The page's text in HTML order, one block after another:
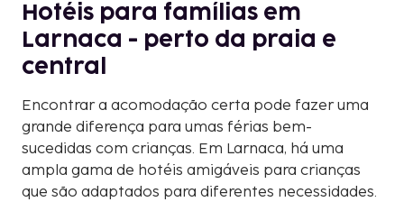
Hotéis para famílias em
Larnaca - perto da praia e
central
Encontrar a acomodação certa pode fazer uma
grande diferença para umas férias bem-
sucedidas com crianças. Em Larnaca, há uma
ampla gama de hotéis amigáveis para crianças
que são adaptados para diferentes necessidades.